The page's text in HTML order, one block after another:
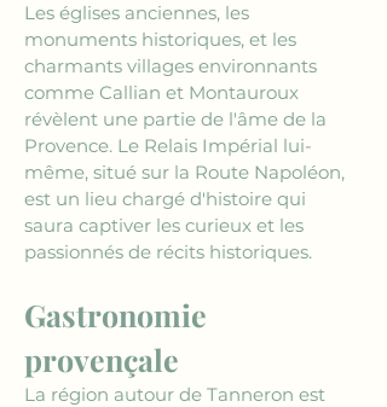
Les églises anciennes, les
monuments historiques, et les
charmants villages environnants
comme Callian et Montauroux
révèlent une partie de l'âme de la
Provence. Le Relais Impérial lui-
même, situé sur la Route Napoléon,
est un lieu chargé d'histoire qui
saura captiver les curieux et les
passionnés de récits historiques.
Gastronomie
provençale
La région autour de Tanneron est